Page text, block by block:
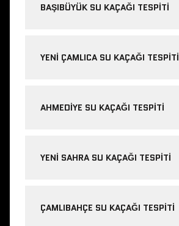
BAŞIBÜYÜK SU KAÇAĞI TESPITI
YENI ÇAMLICA SU KAÇAĞI TESPITI
AHMEDIYE SU KAÇAĞI TESPITI
YENI SAHRA SU KAÇAĞI TESPITI
ÇAMLIBAHÇE SU KAÇAĞI TESPITI